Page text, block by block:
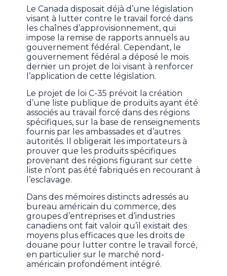
Le Canada disposait déjà d’une législation
visant à lutter contre le travail forcé dans
les chaînes d’approvisionnement, qui
impose la remise de rapports annuels au
gouvernement fédéral. Cependant, le
gouvernement fédéral a déposé le mois
dernier un projet de loi visant à renforcer
l’application de cette législation.
Le projet de loi C-35 prévoit la création
d’une liste publique de produits ayant été
associés au travail forcé dans des régions
spécifiques, sur la base de renseignements
fournis par les ambassades et d’autres
autorités. Il obligerait les importateurs à
prouver que les produits spécifiques
provenant des régions figurant sur cette
liste n’ont pas été fabriqués en recourant à
l’esclavage.
Dans des mémoires distincts adressés au
bureau américain du commerce, des
groupes d’entreprises et d’industries
canadiens ont fait valoir qu’il existait des
moyens plus efficaces que les droits de
douane pour lutter contre le travail forcé,
en particulier sur le marché nord-
américain profondément intégré.